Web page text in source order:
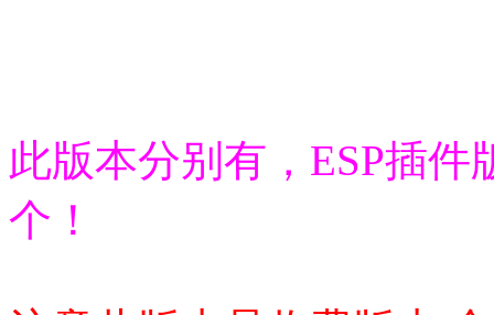
此版本分别有，ESP插
个！